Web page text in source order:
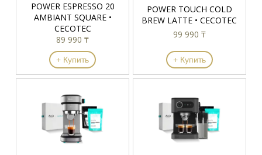
POWER ESPRESSO 20
AMBIANT SQUARE •
CECOTEC
89 990 ₸
+ Купить
POWER TOUCH COLD
BREW LATTE • CECOTEC
99 990 ₸
+ Купить